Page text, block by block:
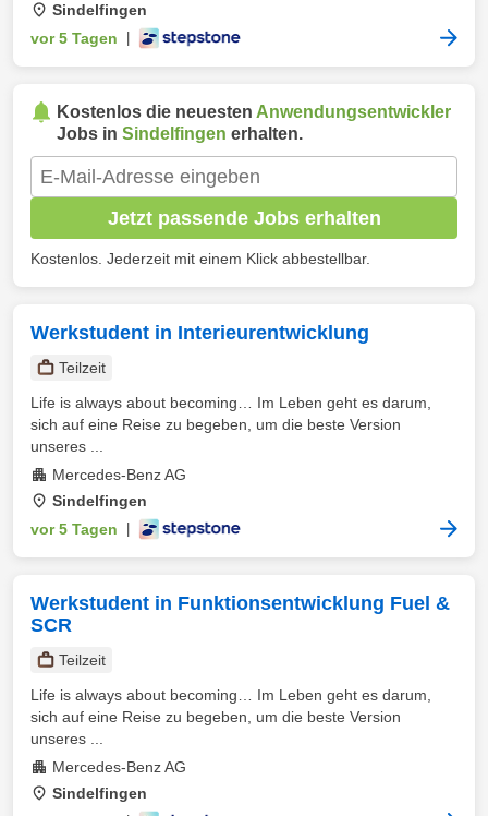
Sindelfingen
vor 5 Tagen
Kostenlos die neuesten Anwendungsentwickler
Jobs in Sindelfingen erhalten.
Jetzt passende Jobs erhalten
Kostenlos. Jederzeit mit einem Klick abbestellbar.
Werkstudent in Interieurentwicklung
Teilzeit
Life is always about becoming… Im Leben geht es darum,
sich auf eine Reise zu begeben, um die beste Version
unseres ...
Mercedes-Benz AG
Sindelfingen
vor 5 Tagen
Werkstudent in Funktionsentwicklung Fuel &
SCR
Teilzeit
Life is always about becoming… Im Leben geht es darum,
sich auf eine Reise zu begeben, um die beste Version
unseres ...
Mercedes-Benz AG
Sindelfingen